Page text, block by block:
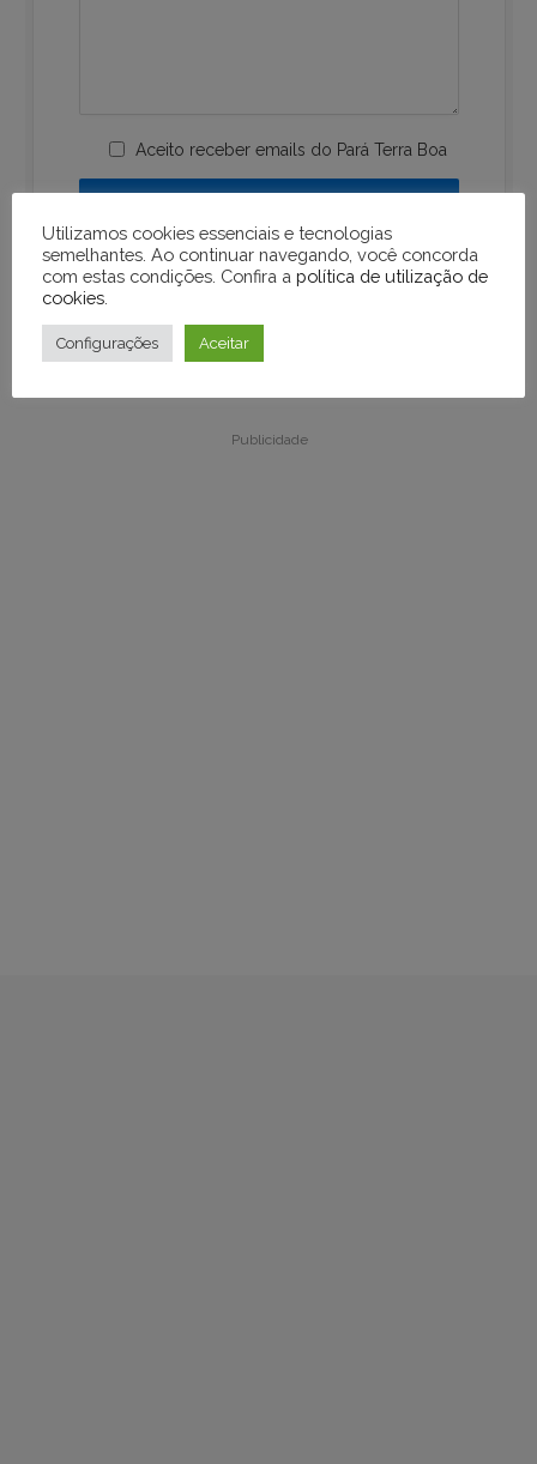
Aceito receber emails do Pará Terra Boa
Publicidade
Publicidade
Utilizamos cookies essenciais e tecnologias
semelhantes. Ao continuar navegando, você concorda
com estas condições. Confira a política de utilização de
cookies
Configurações Aceitar